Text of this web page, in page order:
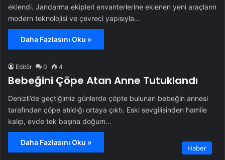
eklendi. Jandarma ekipleri envanterlerine eklenen yeni araçların
modern teknolojisi ve çevreci yapısıyla…
Daha Fazlasını Oku »
Editör 0 4
Bebeğini Çöpe Atan Anne Tutuklandı
Denizli’de geçtiğimiz günlerde çöpte bulunan bebeğin annesi
tarafından çöpe atıldığı ortaya çıktı. Eski sevgilisinden hamile
kalıp, evde tek başına doğum…
Daha Fazlasını Oku »
Haber